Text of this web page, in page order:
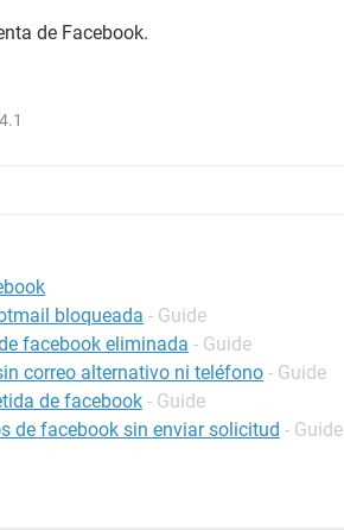
de Facebook.
bloqueada - Guide
facebook eliminada - Guide
correo alternativo ni teléfono - Guide
de facebook - Guide
de facebook sin enviar solicitud - Guide